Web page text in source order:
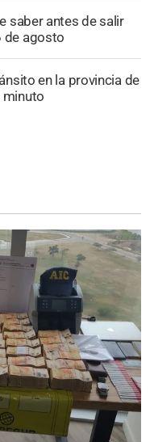
saber antes de salir
de agosto
en la provincia de
minuto